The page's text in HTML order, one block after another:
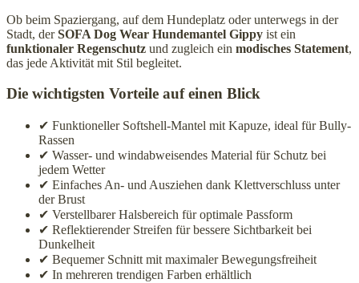
Ob beim Spaziergang, auf dem Hundeplatz oder unterwegs in der
Stadt, derSOFA Dog Wear Hundemantel Gippy ist ein
funktionaler Regenschutz und zugleich ein modisches Statement,
das jede Aktivität mit Stil begleitet.
Die wichtigsten Vorteile auf einen Blick
✔ Funktioneller Softshell-Mantel mit Kapuze, ideal für Bully-
Rassen
✔ Wasser- und windabweisendes Material für Schutz bei
jedem Wetter
✔ Einfaches An- und Ausziehen dank Klettverschluss unter
der Brust
✔ Verstellbarer Halsbereich für optimale Passform
✔ Reflektierender Streifen für bessere Sichtbarkeit bei
Dunkelheit
✔ Bequemer Schnitt mit maximaler Bewegungsfreiheit
✔ In mehreren trendigen Farben erhältlich